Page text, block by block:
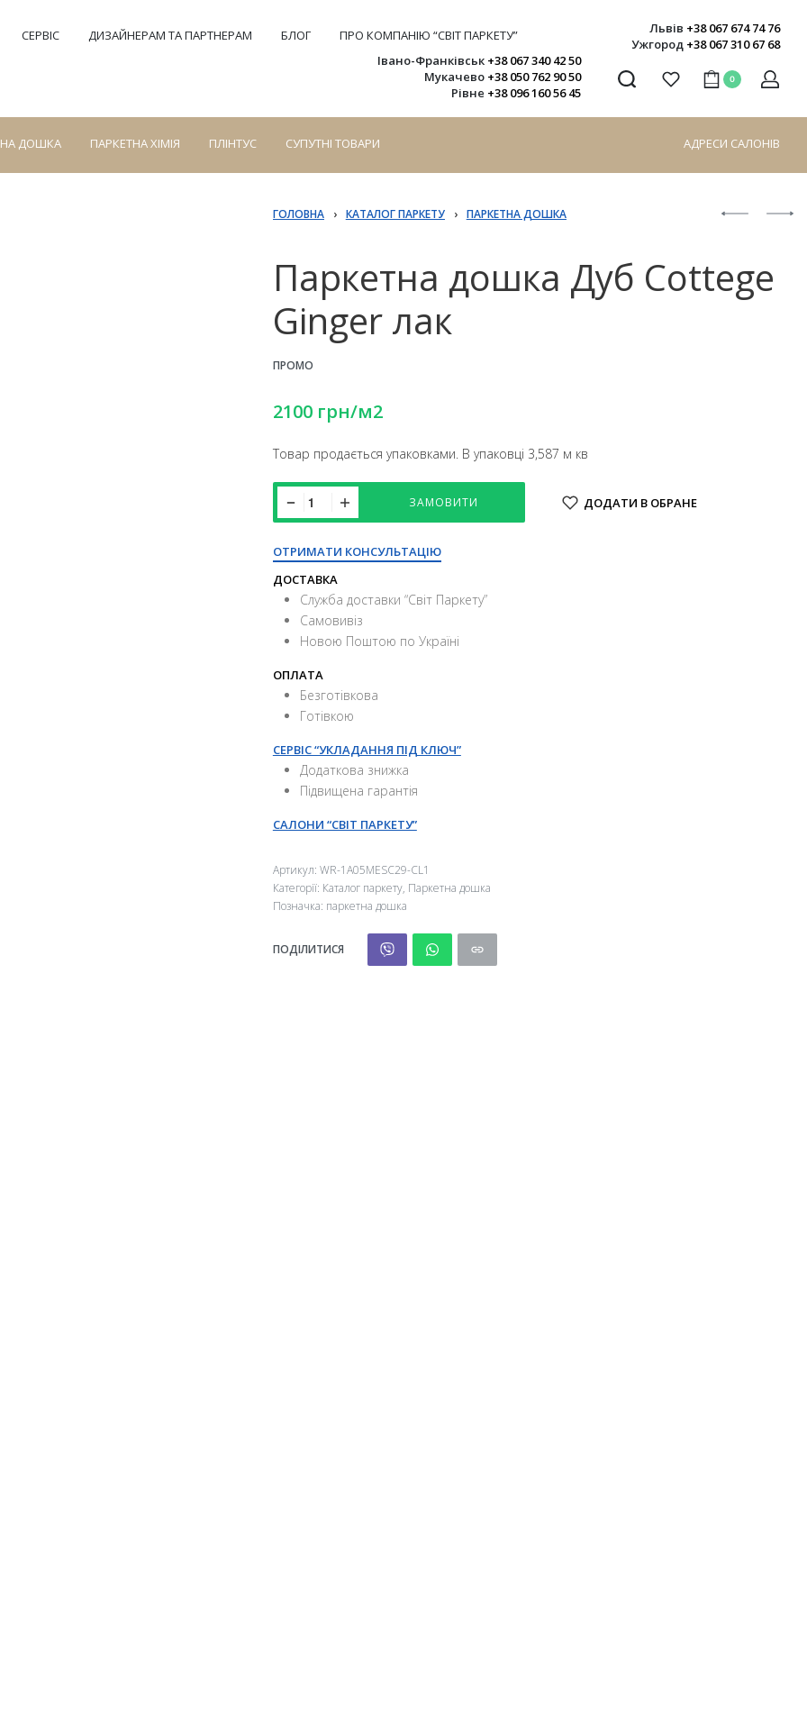
СЕРВІС ДИЗАЙНЕРАМ ТА ПАРТНЕРАМ БЛОГ ПРО КОМПАНІЮ “СВІТ ПАРКЕТУ” Львів +38 067 674 74 76
Ужгород +38 067 310 67 68
Івано-Франківськ +38 067 340 42 50
Мукачево +38 050 762 90 50
Рівне +38 096 160 56 45
0
ДОШКА ПАРКЕТНА ХІМІЯ ПЛІНТУС СУПУТНІ ТОВАРИ АДРЕСИ САЛОНІВ
ГОЛОВНА › КАТАЛОГ ПАРКЕТУ › ПАРКЕТНА ДОШКА
Паркетна дошка Дуб Cottege
Ginger лак
ПРОМО
2100грн/м2
Товар продається упаковками. В упаковці 3,587 м кв
ЗАМОВИТИ ДОДАТИ В ОБРАНЕ
ОТРИМАТИ КОНСУЛЬТАЦІЮ
ДОСТАВКА
Служба доставки “Свiт Паркету”
Самовивіз
Новою Поштою по Україні
ОПЛАТА
Безготівкова
Готівкою
СЕРВІС “УКЛАДАННЯ ПІД КЛЮЧ”
Додаткова знижка
Підвищена гарантія
САЛОНИ “СВІТ ПАРКЕТУ”
Артикул: WR-1A05MESC29-CL1
Категорії: Каталог паркету, Паркетна дошка
Позначка: паркетна дошка
ПОДІЛИТИСЯ